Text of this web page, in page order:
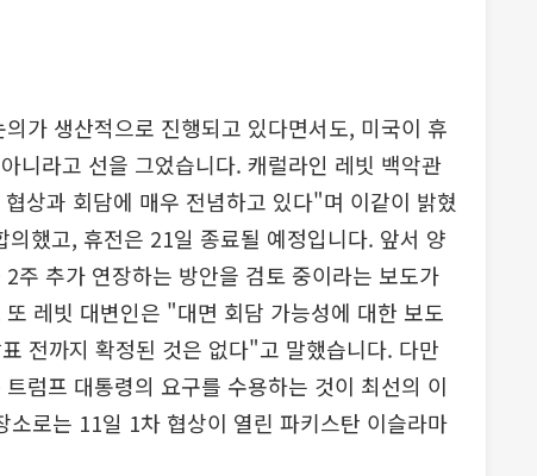
가 생산적으로 진행되고 있다면서도, 미국이 휴
니라고 선을 그었습니다. 캐럴라인 레빗 백악관
상과 회담에 매우 전념하고 있다"며 이같이 밝혔
했고, 휴전은 21일 종료될 예정입니다. 앞서 양
주 추가 연장하는 방안을 검토 중이라는 보도가
레빗 대변인은 "대면 회담 가능성에 대한 보도
전까지 확정된 것은 없다"고 말했습니다. 다만
럼프 대통령의 요구를 수용하는 것이 최선의 이
로는 11일 1차 협상이 열린 파키스탄 이슬라마